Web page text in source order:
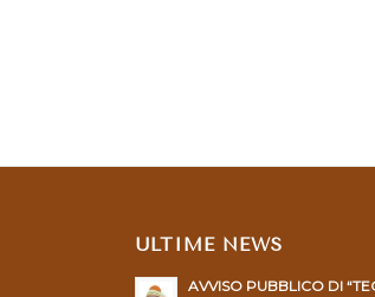
ULTIME NEWS
AVVISO PUBBLICO DI